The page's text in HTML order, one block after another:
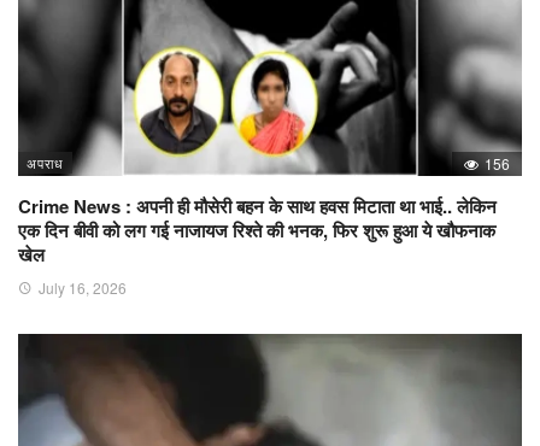
अपराध 156
Crime News : अपनी ही मौसेरी बहन के साथ हवस मिटाता था भाई.. लेकिन
एक दिन बीवी को लग गई नाजायज रिश्ते की भनक, फिर शुरू हुआ ये खौफनाक
खेल
July 16, 2026